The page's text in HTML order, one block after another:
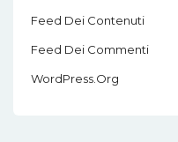
Feed Dei Contenuti
Feed Dei Commenti
WordPress.org